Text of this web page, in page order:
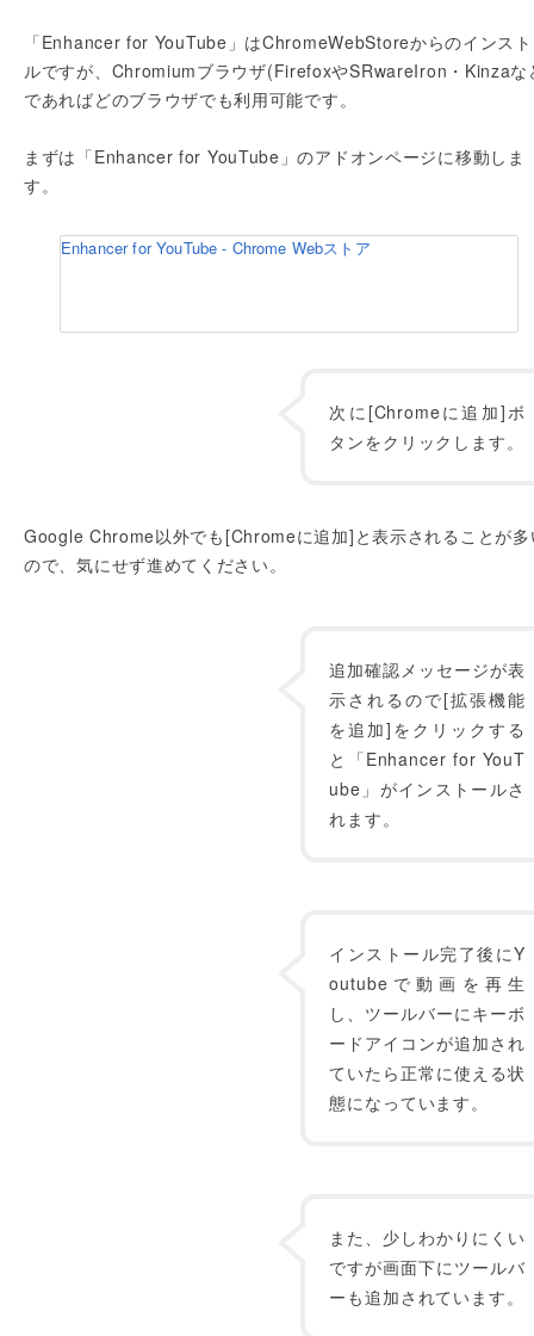
「Enhancer for YouTube」はChromeWebStoreからのインス
ルですが、Chromiumブラウザ(FirefoxやSRwareIron・Kinzaな
であればどのブラウザでも利用可能です。
まずは「Enhancer for YouTube」のアドオンページに移動しま
す。
Enhancer for YouTube - Chrome Webストア
次に[Chromeに追加]ボ
タンをクリックします。
Google Chrome以外でも[Chromeに追加]と表示されることが多
ので、気にせず進めてください。
追加確認メッセージが表
示されるので[拡張機能
を追加]をクリックする
と「Enhancer for YouT
ube」がインストールさ
れます。
インストール完了後にY
outubeで動画を再生
し、ツールバーにキーボ
ードアイコンが追加され
ていたら正常に使える状
態になっています。
また、少しわかりにくい
ですが画面下にツールバ
ーも追加されています。